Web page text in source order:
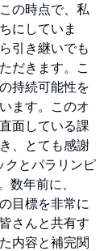
の時点で、私
にしていま
引き継いでも
だきます。こ
持続可能性を
ます。このオ
面している課
、とても感謝
クとパラリンピ
年前に、
目標を非常に
さんと共有す
内容と補完関